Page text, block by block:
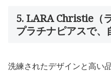
5. LARA Christie（
プラチナピアスで
洗練されたデザインと高い